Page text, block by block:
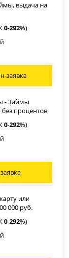
выдача на
0-292%)
заявка
- Займы
процентов
0-292%)
или
000 руб.
0-292%)